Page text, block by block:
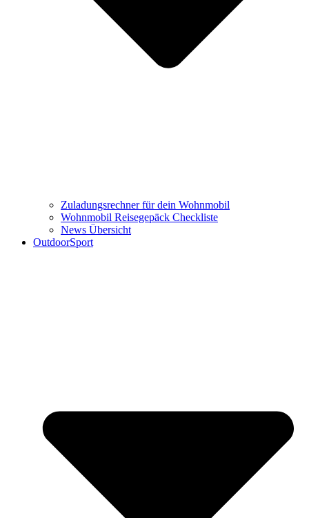
Zuladungsrechner für dein Wohnmobil
Wohnmobil Reisegepäck Checkliste
News Übersicht
OutdoorSport